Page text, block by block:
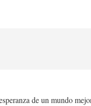
de un mundo